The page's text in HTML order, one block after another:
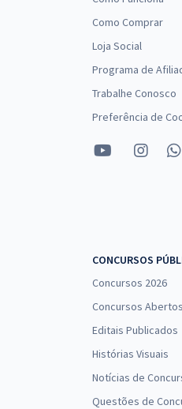
Como Comprar
Loja Social
Programa de
Trabalhe Conosco
Preferência de
CONCURSOS
Concursos 2026
Concursos Abertos
Editais Publicados
Histórias Visuais
Notícias de
Questões de